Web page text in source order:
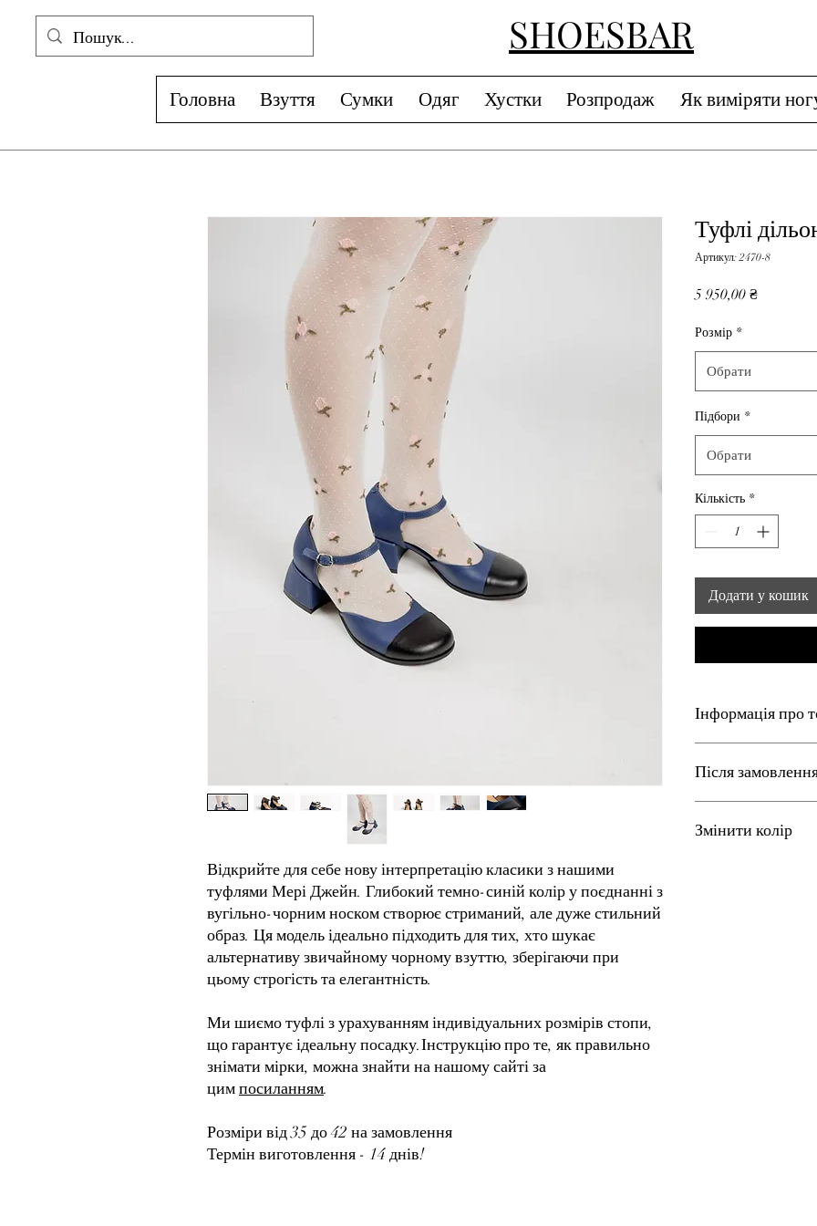
SHOESBAR
Головна Взуття Сумки Одяг Хустки Розпродаж Як виміряти
Відкрийте для себе нову інтерпретацію класики з нашими
туфлями Мері Джейн. Глибокий темно-синій колір у поєднанні з
вугільно-чорним носком створює стриманий, але дуже стильний
образ. Ця модель ідеально підходить для тих, хто шукає
альтернативу звичайному чорному взуттю, зберігаючи при
цьому строгість та елегантність.
Ми шиємо туфлі з урахуванням індивідуальних розмірів стопи,
що гарантує ідеальну посадку.Інструкцію про те, як правильно
знімати мірки, можна знайти на нашому сайті за
цимпосиланням.
Розміри від 35 до 42 на замовлення
Термін виготовлення - 14 днів!
Туфлі
Артикул: 2470-8
5 950,00 ₴Ціна
Розмір *
Обрати
Підбори *
Обрати
Кількість *
Додати у кошик
Інформація про
Розміри з 35 по 42 на
Після
замовлення з
Змінити колір